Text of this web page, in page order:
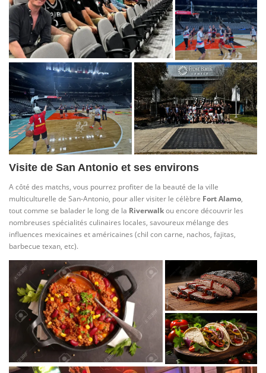
Visite de San Antonio et ses environs
A côté des matchs, vous pourrez profiter de la beauté de la ville
multiculturelle de San-Antonio, pour aller visiter le célèbre Fort Alamo,
tout comme se balader le long de la Riverwalkou encore découvrir les
nombreuses spécialités culinaires locales, savoureux mélange des
influences mexicaines et américaines (chil con carne, nachos, fajitas,
barbecue texan, etc).